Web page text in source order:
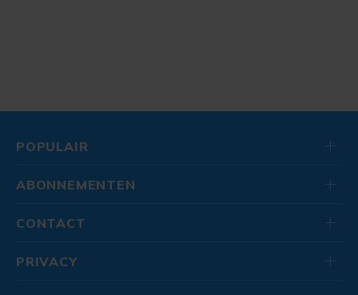
POPULAIR
ABONNEMENTEN
CONTACT
PRIVACY